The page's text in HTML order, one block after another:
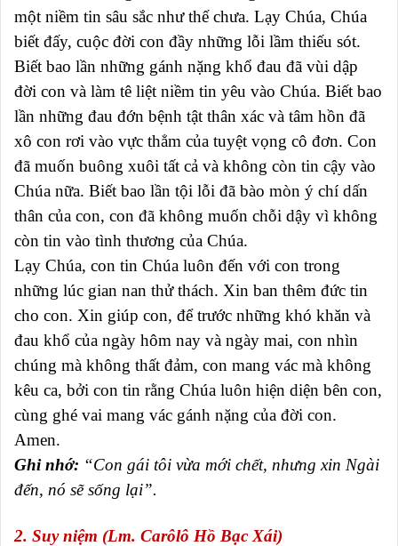
một niềm tin sâu sắc như thế chưa. Lạy Chúa, Chúa
biết đấy, cuộc đời con đầy những lỗi lầm thiếu sót.
Biết bao lần những gánh nặng khổ đau đã vùi dập
đời con và làm tê liệt niềm tin yêu vào Chúa. Biết bao
lần những đau đớn bệnh tật thân xác và tâm hồn đã
xô con rơi vào vực thẳm của tuyệt vọng cô đơn. Con
đã muốn buông xuôi tất cả và không còn tin cậy vào
Chúa nữa. Biết bao lần tội lỗi đã bào mòn ý chí dấn
thân của con, con đã không muốn chỗi dậy vì không
còn tin vào tình thương của Chúa.
Lạy Chúa, con tin Chúa luôn đến với con trong
những lúc gian nan thử thách. Xin ban thêm đức tin
cho con. Xin giúp con, để trước những khó khăn và
đau khổ của ngày hôm nay và ngày mai, con nhìn
chúng mà không thất đảm, con mang vác mà không
kêu ca, bởi con tin rằng Chúa luôn hiện diện bên con,
cùng ghé vai mang vác gánh nặng của đời con.
Amen.
Ghi nhớ: “Con gái tôi vừa mới chết, nhưng xin Ngài
đến, nó sẽ sống lại”.
2. Suy niệm (Lm. Carôlô Hồ Bạc Xái)